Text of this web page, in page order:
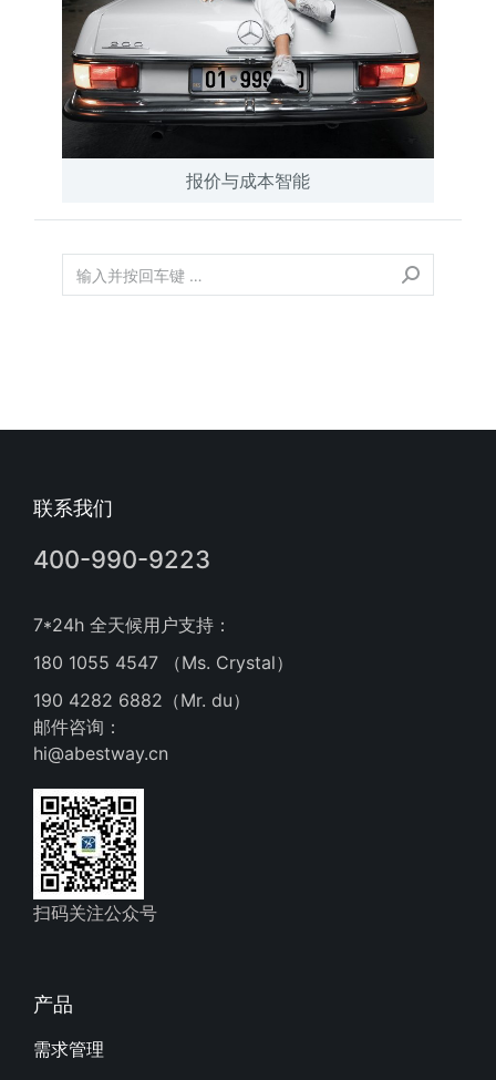
报价与成本智能
联系我们
400-990-9223
7*24h 全天候用户支持：
180 1055 4547 （Ms. Crystal）
190 4282 6882（Mr. du）
邮件咨询：
hi@abestway.cn
扫码关注公众号
产品
需求管理